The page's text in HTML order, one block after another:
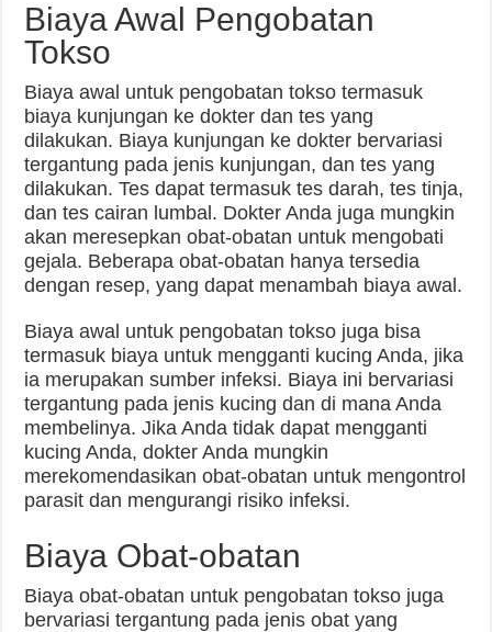
Biaya Awal Pengobatan
Tokso
Biaya awal untuk pengobatan tokso termasuk
biaya kunjungan ke dokter dan tes yang
dilakukan. Biaya kunjungan ke dokter bervariasi
tergantung pada jenis kunjungan, dan tes yang
dilakukan. Tes dapat termasuk tes darah, tes tinja,
dan tes cairan lumbal. Dokter Anda juga mungkin
akan meresepkan obat-obatan untuk mengobati
gejala. Beberapa obat-obatan hanya tersedia
dengan resep, yang dapat menambah biaya awal.
Biaya awal untuk pengobatan tokso juga bisa
termasuk biaya untuk mengganti kucing Anda, jika
ia merupakan sumber infeksi. Biaya ini bervariasi
tergantung pada jenis kucing dan di mana Anda
membelinya. Jika Anda tidak dapat mengganti
kucing Anda, dokter Anda mungkin
merekomendasikan obat-obatan untuk mengontrol
parasit dan mengurangi risiko infeksi.
Biaya Obat-obatan
Biaya obat-obatan untuk pengobatan tokso juga
bervariasi tergantung pada jenis obat yang